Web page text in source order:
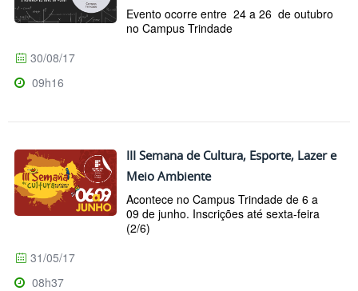
Evento ocorre entre 24 a 26 de outubro
no Campus Trindade
30/08/17
09h16
III Semana de Cultura, Esporte, Lazer e
Meio Ambiente
Acontece no Campus Trindade de 6 a
09 de junho. Inscrições até sexta-feira
(2/6)
31/05/17
08h37